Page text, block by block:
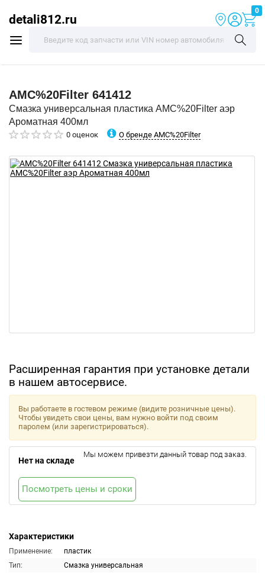
detali812.ru
0
AMC%20Filter 641412
Смазка универсальная пластика AMC%20Filter аэр
Ароматная 400мл
0 оценок О бренде AMC%20Filter
Расширенная гарантия при установке детали
в нашем автосервисе.
Характеристики
Применение:
пластик
Тип:
Смазка универсальная
Вы работаете в гостевом режиме (видите розничные цены).
Чтобы увидеть свои цены, вам нужно войти под своим
паролем (или зарегистрироваться).
Нет на складе
Мы можем привезти данный товар под заказ.
Посмотреть цены и сроки